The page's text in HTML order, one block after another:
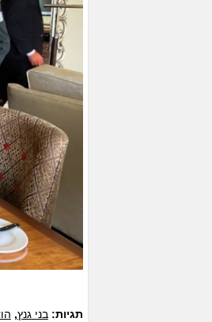
תגיות:בני גנץ,